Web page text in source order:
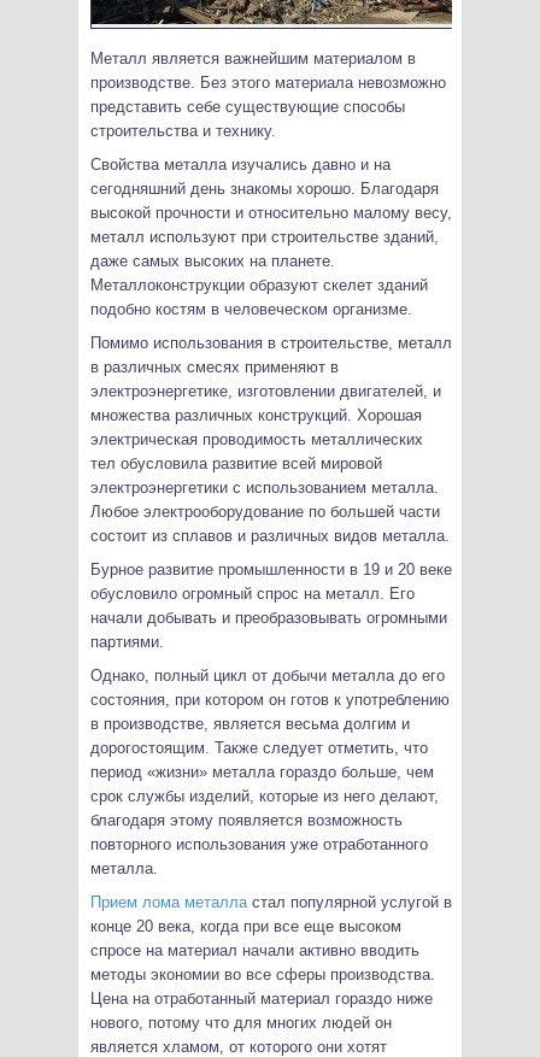
Металл является важнейшим материалом в
производстве. Без этого материала невозможно
представить себе существующие способы
строительства и технику.
Свойства металла изучались давно и на
сегодняшний день знакомы хорошо. Благодаря
высокой прочности и относительно малому весу,
металл используют при строительстве зданий,
даже самых высоких на планете.
Металлоконструкции образуют скелет зданий
подобно костям в человеческом организме.
Помимо использования в строительстве, металл
в различных смесях применяют в
электроэнергетике, изготовлении двигателей, и
множества различных конструкций. Хорошая
электрическая проводимость металлических
тел обусловила развитие всей мировой
электроэнергетики с использованием металла.
Любое электрооборудование по большей части
состоит из сплавов и различных видов металла.
Бурное развитие промышленности в 19 и 20 веке
обусловило огромный спрос на металл. Его
начали добывать и преобразовывать огромными
партиями.
Однако, полный цикл от добычи металла до его
состояния, при котором он готов к употреблению
в производстве, является весьма долгим и
дорогостоящим. Также следует отметить, что
период «жизни» металла гораздо больше, чем
срок службы изделий, которые из него делают,
благодаря этому появляется возможность
повторного использования уже отработанного
металла.
Прием лома металластал популярной услугой в
конце 20 века, когда при все еще высоком
спросе на материал начали активно вводить
методы экономии во все сферы производства.
Цена на отработанный материал гораздо ниже
нового, потому что для многих людей он
является хламом, от которого они хотят